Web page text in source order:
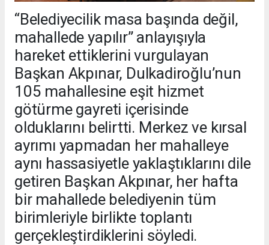
“Belediyecilik masa başında değil,
mahallede yapılır” anlayışıyla
hareket ettiklerini vurgulayan
Başkan Akpınar, Dulkadiroğlu’nun
105 mahallesine eşit hizmet
götürme gayreti içerisinde
olduklarını belirtti. Merkez ve kırsal
ayrımı yapmadan her mahalleye
aynı hassasiyetle yaklaştıklarını dile
getiren Başkan Akpınar, her hafta
bir mahallede belediyenin tüm
birimleriyle birlikte toplantı
gerçekleştirdiklerini söyledi.